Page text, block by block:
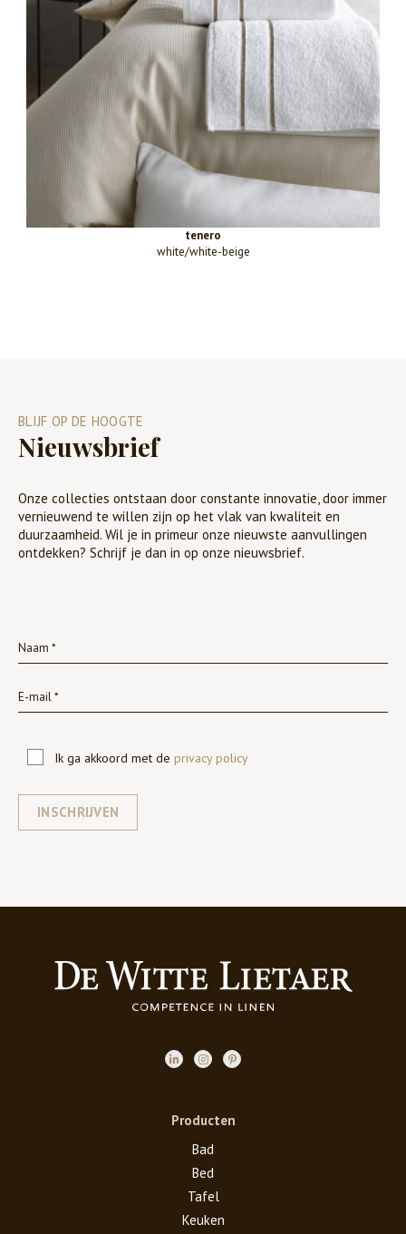
tenero
white/white-beige
BLIJF OP DE HOOGTE
Nieuwsbrief
Onze collecties ontstaan door constante innovatie, door immer
vernieuwend te willen zijn op het vlak van kwaliteit en
duurzaamheid. Wil je in primeur onze nieuwste aanvullingen
ontdekken? Schrijf je dan in op onze nieuwsbrief.
Ik ga akkoord met de privacy policy
INSCHRIJVEN
Producten
Bad
Bed
Tafel
Keuken